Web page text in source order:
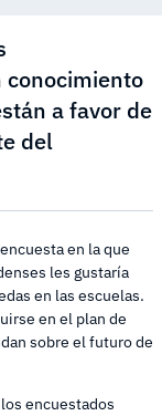
conocimiento
a favor de
del
en la que
les gustaría
en las escuelas.
en el plan de
sobre el futuro de
encuestados